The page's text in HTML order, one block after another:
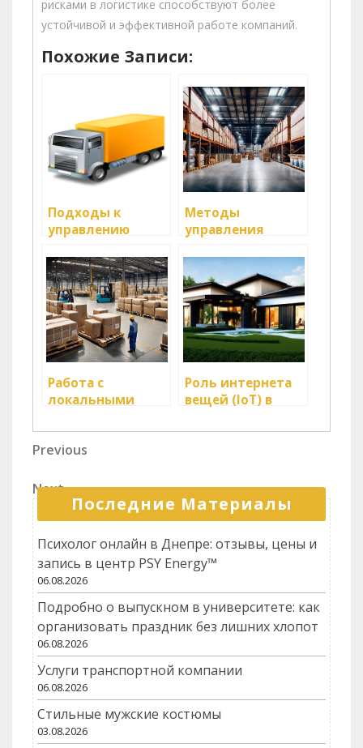
рисками в логистике способствуют более
устойчивой и эффективной работе компаний.
Похожие Записи:
Подходы к
управлению
условиях стресса
Методы
управления
рисками
Работа с
локальными
логистике
Роль интернета
вещей (IoT) в
Навигация
по
записям
Previous
Previous
Next
Post
Next
Последние Материалы
Психолог онлайн в Днепре: отзывы, цены и
запись в центр PSY Energy™
06.08.2026
Подробно о выпускном в университете: как
организовать праздник без лишних хлопот
06.08.2026
Услуги транспортной компании
06.08.2026
Стильные мужские костюмы
03.08.2026